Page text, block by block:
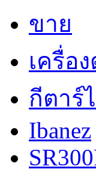
ขาย
เครื่อ
กีตาร์
Ibanez